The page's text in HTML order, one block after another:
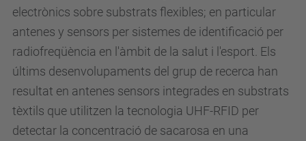
electrònics sobre substrats flexibles; en particular
antenes y sensors per sistemes de identificació per
radiofreqüència en l'àmbit de la salut i l'esport. Els
últims desenvolupaments del grup de recerca han
resultat en antenes sensors integrades en substrats
tèxtils que utilitzen la tecnologia UHF-RFID per
detectar la concentració de sacarosa en una